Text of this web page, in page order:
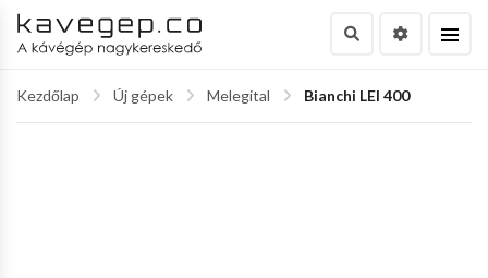
Kezdőlap Új gépek Melegital Bianchi LEI 400